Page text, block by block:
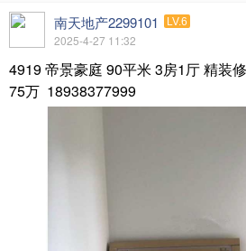
南天地产2299101 LV.6
2025-4-27 11:32
4919 帝景豪庭 90平米 3房1厅 精装
75万 18938377999